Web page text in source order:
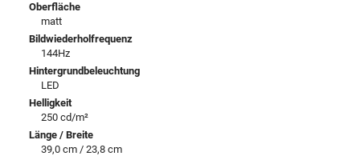
Oberfläche
matt
Bildwiederholfrequenz
144Hz
Hintergrundbeleuchtung
LED
Helligkeit
250 cd/m²
Länge / Breite
39,0 cm / 23,8 cm